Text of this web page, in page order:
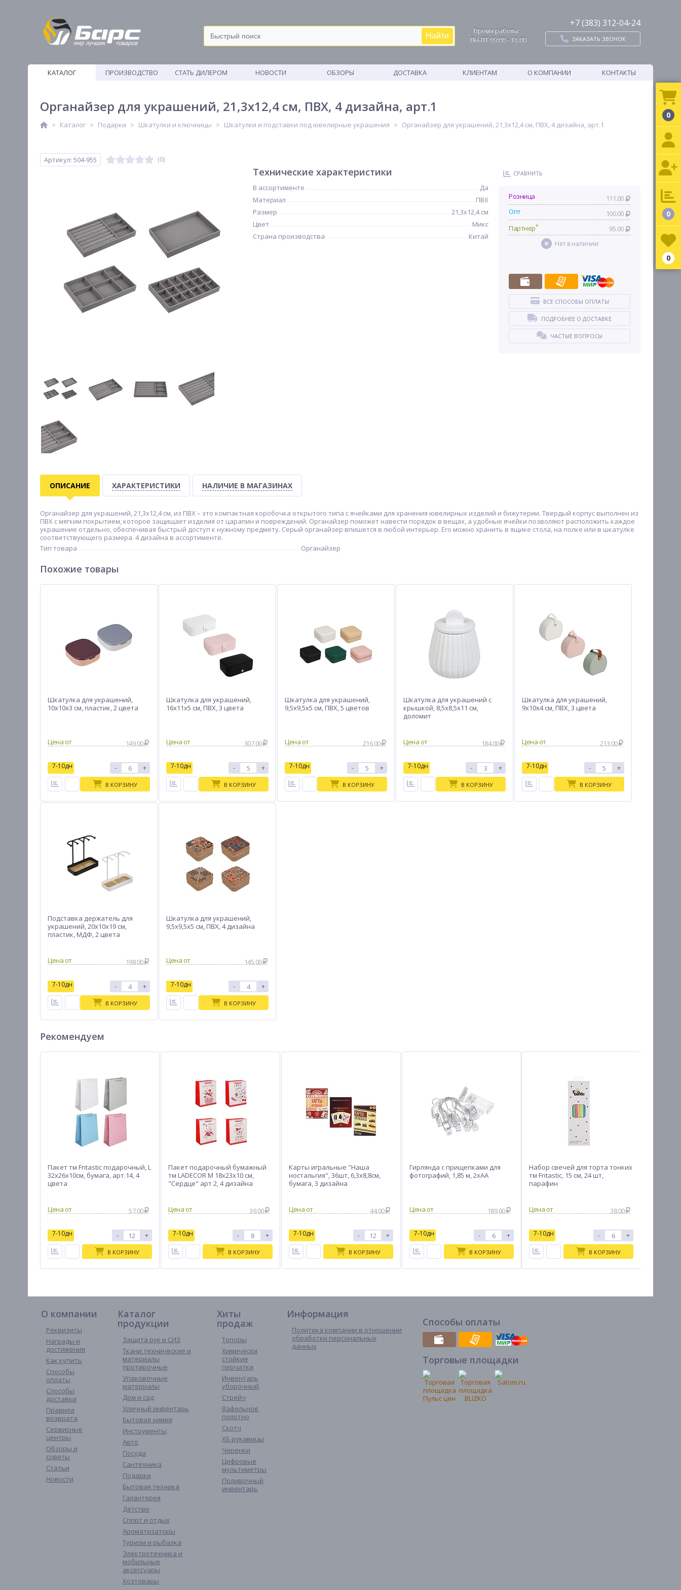
Найти
Время работы:
ПН-ПТ 09:00 - 18:00
+7 (383) 312-04-24
ЗАКАЗАТЬ ЗВОНОК
КАТАЛОГ
ПРОИЗВОДСТВО
СТАТЬ ДИЛЕРОМ НОВОСТИ ОБЗОРЫ ДОСТАВКА КЛИЕНТАМ О КОМПАНИИ КОНТАКТЫ
Органайзер для украшений, 21,3x12,4 см, ПВХ, 4 дизайна, арт.1
Каталог Подарки Шкатулки и ключницы Шкатулки и подставки под ювелирные украшения Органайзер для украшений, 21,3x12,4 см, ПВХ, 4 дизайна, арт.1
Артикул: 504-955 (0)
Технические характеристики
В ассортименте
Да
Материал
ПВХ
Размер
21,3x12,4 см
Цвет
Микс
Страна производства
Китай
СРАВНИТЬ
Розница
111.00
Опт
100.00
Партнер* 95.00
Нет в наличии
ВСЕ СПОСОБЫ ОПЛАТЫ
ПОДРОБНЕЕ О ДОСТАВКЕ
ЧАСТЫЕ ВОПРОСЫ
ОПИСАНИЕ ХАРАКТЕРИСТИКИ НАЛИЧИЕ В МАГАЗИНАХ
Органайзер для украшений, 21,3x12,4 см, из ПВХ – это компактная коробочка открытого типа с ячейками для хранения ювелирных изделий и бижутерии. Твердый корпус выполнен из
ПВХ с мягким покрытием, которое защищает изделия от царапин и повреждений. Органайзер поможет навести порядок в вещах, а удобные ячейки позволяют расположить каждое
украшение отдельно, обеспечивая быстрый доступ к нужному предмету. Серый органайзер впишется в любой интерьер. Его можно хранить в ящике стола, на полке или в шкатулке
соответствующего размера. 4 дизайна в ассортименте.
Тип товара
Органайзер
Похожие товары
Шкатулка для украшений,
10x10x3 см, пластик, 2 цвета
Цена от 149.00
7-10дн - +
В КОРЗИНУ
Шкатулка для украшений,
16x11x5 см, ПВХ, 3 цвета
Цена от 307.00
7-10дн - +
В КОРЗИНУ
Шкатулка для украшений,
9,5x9,5x5 см, ПВХ, 5 цветов
Цена от 216.00
7-10дн - +
В КОРЗИНУ
Шкатулка для украшений с
крышкой, 8,5x8,5x11 см,
доломит
Цена от 184.00
7-10дн - +
В КОРЗИНУ
Шкатулка для украшений,
9x10x4 см, ПВХ, 3 цвета
Цена от 213.00
7-10дн - +
В КОРЗИНУ
Подставка держатель для
украшений, 20x10x19 см,
пластик, МДФ, 2 цвета
Цена от 198.00
7-10дн - +
В КОРЗИНУ
Шкатулка для украшений,
9,5x9,5x5 см, ПВХ, 4 дизайна
Цена от 145.00
7-10дн - +
В КОРЗИНУ
Рекомендуем
Пакет тм Fntastic подарочный, L
32x26x10см, бумага, арт.14, 4
цвета
57.00
7-10дн - +
В КОРЗИНУ
Пакет подарочный бумажный
тм LADECOR M 18x23x10 см,
"Сердце" арт 2, 4 дизайна
39.00
7-10дн - +
В КОРЗИНУ
Карты игральные "Наша
ностальгия", 36шт, 6,3х8,8см,
бумага, 3 дизайна
44.00
7-10дн - +
В КОРЗИНУ
Гирлянда с прищепками для
фотографий, 1,85 м, 2xAA
189.00
7-10дн - +
В КОРЗИНУ
Набор свечей для торта тонких
тм Fntastic, 15 см, 24 шт,
парафин
38.00
7-10дн - +
В КОРЗИНУ
О компании
Реквизиты
Награды и
достижения
Как купить
Способы
оплаты
Способы
доставки
Правила
возврата
Сервисные
центры
Обзоры и
советы
Статьи
Новости
Каталог
продукции
Защита рук и СИЗ
Ткани технические и
материалы
протирочные
Упаковочные
материалы
Дом и сад
Уличный инвентарь
Бытовая химия
Инструменты
Авто
Посуда
Сантехника
Подарки
Бытовая техника
Галантерея
Детство
Спорт и отдых
Ароматизаторы
Туризм и рыбалка
Электротехника и
мобильные
аксессуары
Хозтовары
Хиты
продаж
Топоры
Химически
стойкие
перчатки
Инвентарь
уборочный
Стрейч
Вафельное
полотно
Скотч
ХБ рукавицы
Черенки
Цифровые
мультиметры
Поливочный
инвентарь
Информация
Политика компании в отношении
обработки персональных
данных
Способы оплаты
Торговые площадки
0
0
0